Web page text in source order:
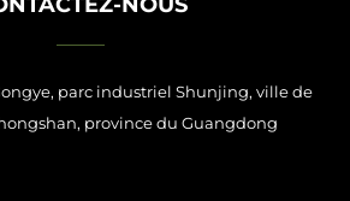
parc industriel Shunjing, ville de
province du Guangdong